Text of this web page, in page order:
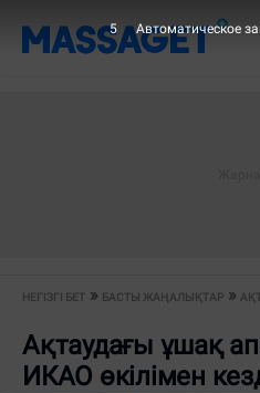
НЕГІЗГІ БЕТ БАСТЫ ЖАҢАЛЫҚТАР
Ақтаудағы ұшақ
ИКАО өкілімен
4 Автоматическое